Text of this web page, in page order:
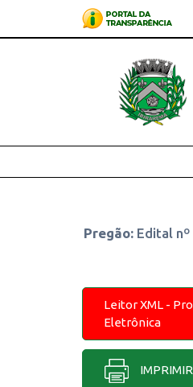
Pregão: Edital nº
Leitor XML -
Eletrônica
IMPRIMIR